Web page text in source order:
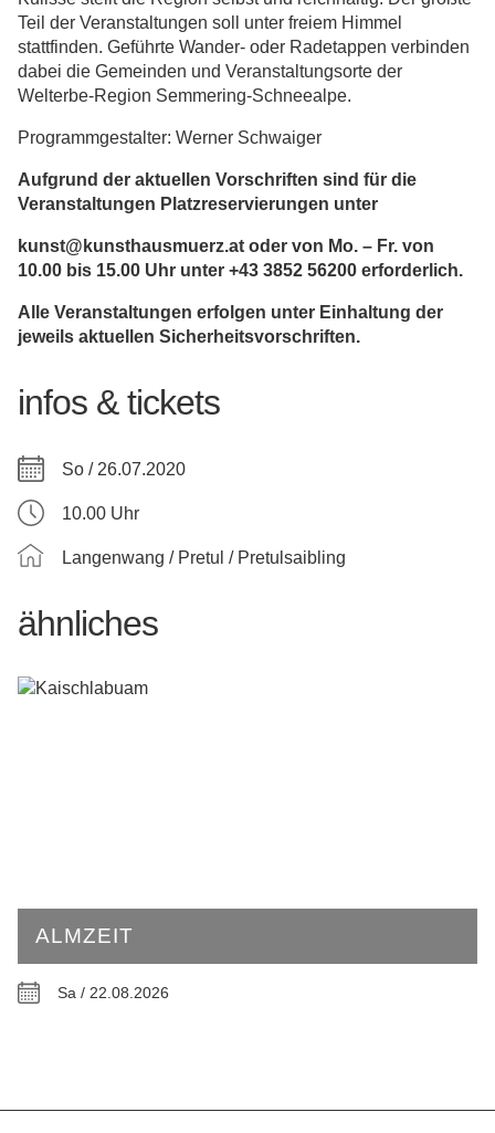
Teil der Veranstaltungen soll unter freiem Himmel
stattfinden. Geführte Wander- oder Radetappen verbinden
dabei die Gemeinden und Veranstaltungsorte der
Welterbe-Region Semmering-Schneealpe.
Programmgestalter: Werner Schwaiger
Aufgrund der aktuellen Vorschriften sind für die
Veranstaltungen Platzreservierungen unter
kunst@kunsthausmuerz.at oder von Mo. – Fr. von
10.00 bis 15.00 Uhr unter +43 3852 56200 erforderlich.
Alle Veranstaltungen erfolgen unter Einhaltung der
jeweils aktuellen Sicherheitsvorschriften.
infos & tickets
So / 26.07.2020
10.00 Uhr
Langenwang / Pretul / Pretulsaibling
ähnliches
ALMZEIT
Sa / 22.08.2026